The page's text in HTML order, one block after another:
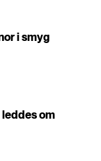
i smyg
om